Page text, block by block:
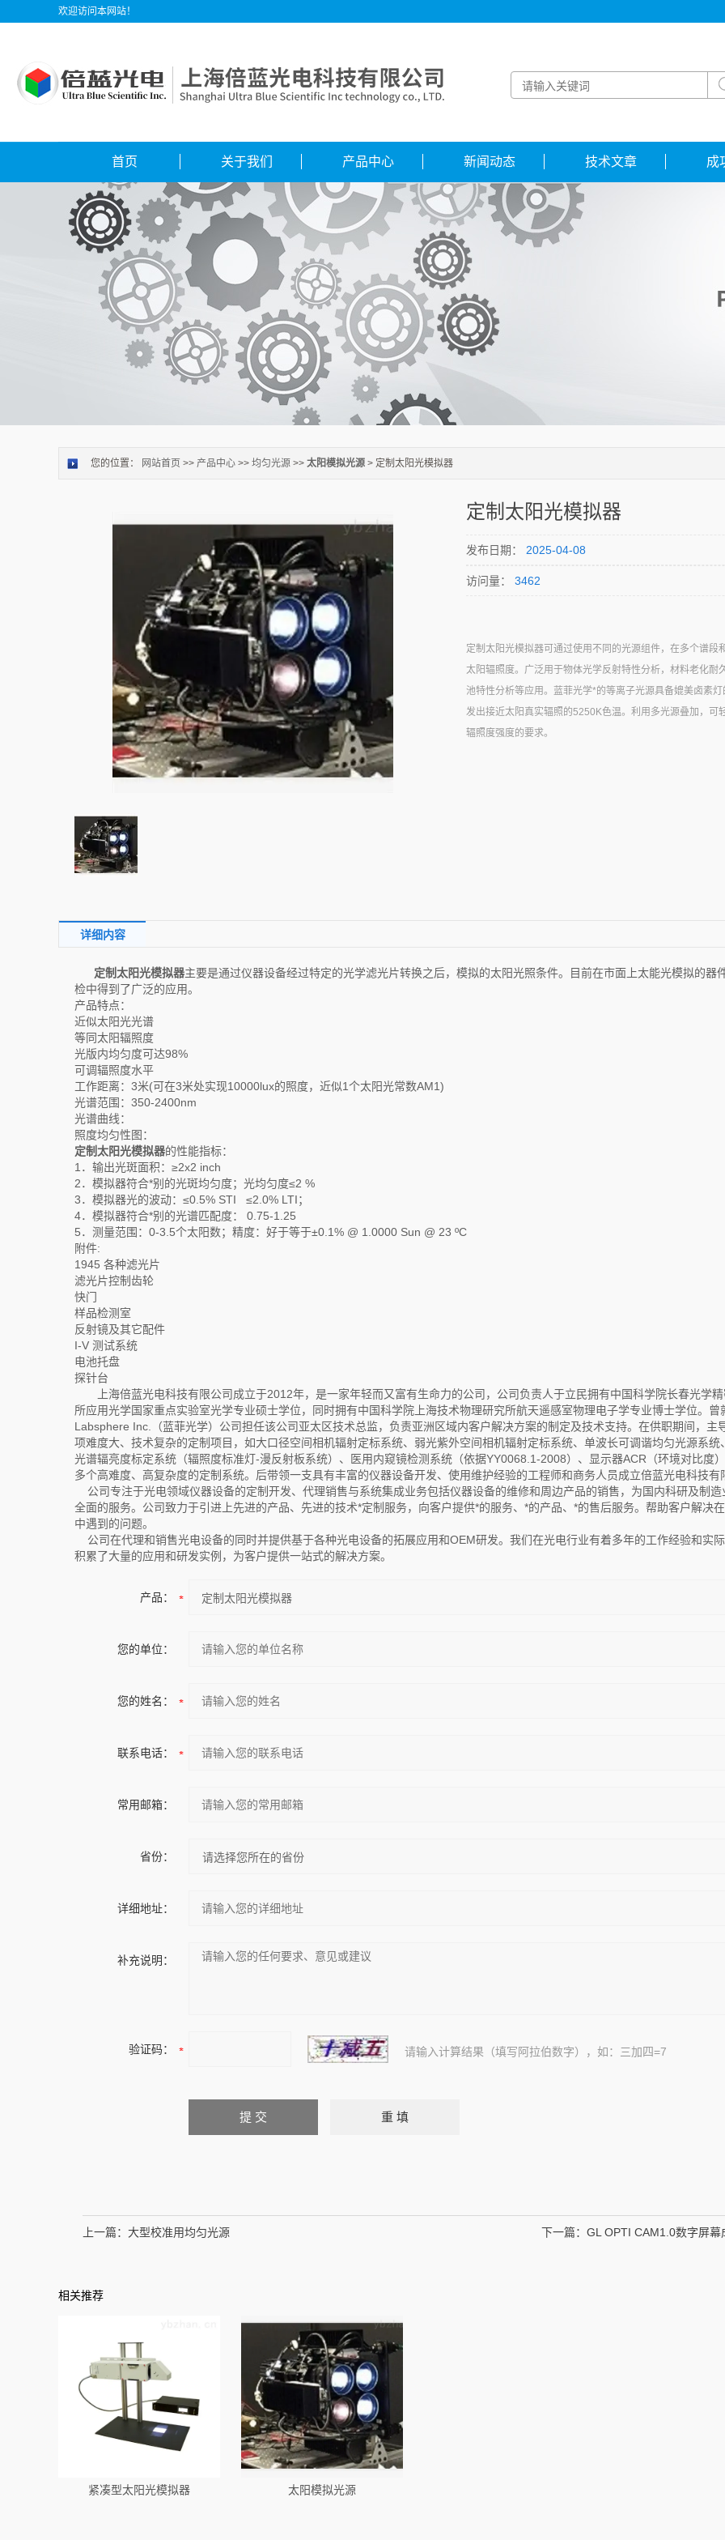
欢迎访问本网站！
首页 关于我们 产品中心 新闻动态 技术文章 成
您的位置： 网站首页 >> 产品中心 >> 均匀光源 >> 太阳模拟光源 > 定制太阳光模拟器
定制太阳光模拟器
发布日期： 2025-04-08
访问量： 3462
定制太阳光模拟器可通过使用不同的光源组件，在多个谱段
太阳辐照度。广泛用于物体光学反射特性分析，材料老化耐
池特性分析等应用。蓝菲光学*的等离子光源具备媲美卤素灯
发出接近太阳真实辐照的5250K色温。利用多光源叠加，可
辐照度强度的要求。
详细内容
定制太阳光模拟器主要是通过仪器设备经过特定的光学滤光片转换之后，模拟的太阳光照条件。目前在市面上太能光模拟的器
检中得到了广泛的应用。
产品特点：
近似太阳光光谱
等同太阳辐照度
光版内均匀度可达98%
可调辐照度水平
工作距离：3米(可在3米处实现10000lux的照度，近似1个太阳光常数AM1)
光谱范围：350-2400nm
光谱曲线：
照度均匀性图：
定制太阳光模拟器的性能指标：
1．输出光斑面积：≥2х2 inch
2．模拟器符合*别的光斑均匀度；光均匀度≤2 %
3．模拟器光的波动：≤0.5% STI ≤2.0% LTI；
4．模拟器符合*别的光谱匹配度： 0.75-1.25
5．测量范围：0-3.5个太阳数；精度：好于等于±0.1% @ 1.0000 Sun @ 23 ºC
附件:
1945 各种滤光片
滤光片控制齿轮
快门
样品检测室
反射镜及其它配件
I-V 测试系统
电池托盘
探针台
上海倍蓝光电科技有限公司成立于2012年，是一家年轻而又富有生命力的公司，公司负责人于立民拥有中国科学院长春光学精
所应用光学国家重点实验室光学专业硕士学位，同时拥有中国科学院上海技术物理研究所航天遥感室物理电子学专业博士学位。曾
Labsphere Inc.（蓝菲光学）公司担任该公司亚太区技术总监，负责亚洲区域内客户解决方案的制定及技术支持。在供职期间，主
项难度大、技术复杂的定制项目，如大口径空间相机辐射定标系统、弱光紫外空间相机辐射定标系统、单波长可调谐均匀光源系统
光谱辐亮度标定系统（辐照度标准灯-漫反射板系统）、医用内窥镜检测系统（依据YY0068.1-2008）、显示器ACR（环境对比度
多个高难度、高复杂度的定制系统。后带领一支具有丰富的仪器设备开发、使用维护经验的工程师和商务人员成立倍蓝光电科技有
公司专注于光电领域仪器设备的定制开发、代理销售与系统集成业务包括仪器设备的维修和周边产品的销售，为国内科研及制造
全面的服务。公司致力于引进上先进的产品、先进的技术*定制服务，向客户提供*的服务、*的产品、*的售后服务。帮助客户解决
中遇到的问题。
公司在代理和销售光电设备的同时并提供基于各种光电设备的拓展应用和OEM研发。我们在光电行业有着多年的工作经验和实际
积累了大量的应用和研发实例，为客户提供一站式的解决方案。
产品：
您的单位：
您的姓名：
联系电话：
常用邮箱：
省份：
详细地址：
补充说明：
验证码： 请输入计算结果（填写阿拉伯数字），如：三加四=7
上一篇： 大型校准用均匀光源 下一篇： GL OPTI CAM1.0数字屏幕
相关推荐
紧凑型太阳光模拟器 太阳模拟光源